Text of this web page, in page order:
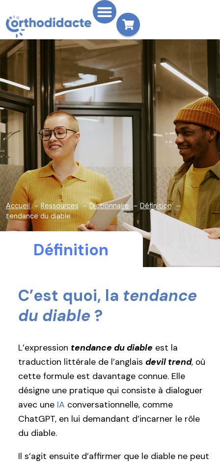
Accueil Ressources Dictionnaire
Définition
tendance du diable
Définition
C’est quoi, la tendance
du diable ?
L’expression tendance du diable est la
traduction littérale de l’anglais devil trend, où
cette formule est davantage connue. Elle
désigne une pratique qui consiste à dialoguer
avec une IA conversationnelle, comme
ChatGPT, en lui demandant d’incarner le rôle
du diable.
Il s’agit ensuite d’affirmer que le diable ne peut